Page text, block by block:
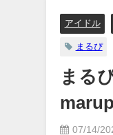
アイドル
まるぴ
まる
07/14/